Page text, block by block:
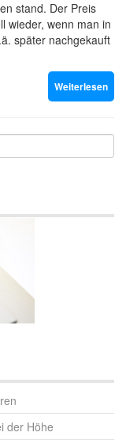
stand. Der Preis
wieder, wenn man in
später nachgekauft
Weiterlesen
der Höhe